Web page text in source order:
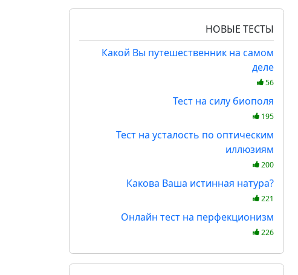
НОВЫЕ ТЕСТЫ
Какой Вы путешественник на самом
деле
56
Тест на силу биополя
195
Тест на усталость по оптическим
иллюзиям
200
Какова Ваша истинная натура?
221
Онлайн тест на перфекционизм
226